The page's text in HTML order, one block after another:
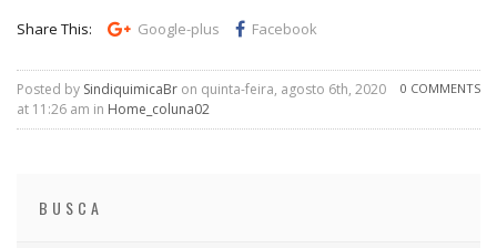
Share This: Google-plus Facebook
0 COMMENTS
Posted by SindiquimicaBr on quinta-feira, agosto 6th, 2020
at 11:26 am in Home_coluna02
BUSCA